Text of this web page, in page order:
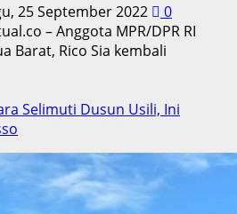
25 September 2022
0
– Anggota MPR/DPR RI
Barat, Rico Sia kembali
Selimuti Dusun Usili, Ini